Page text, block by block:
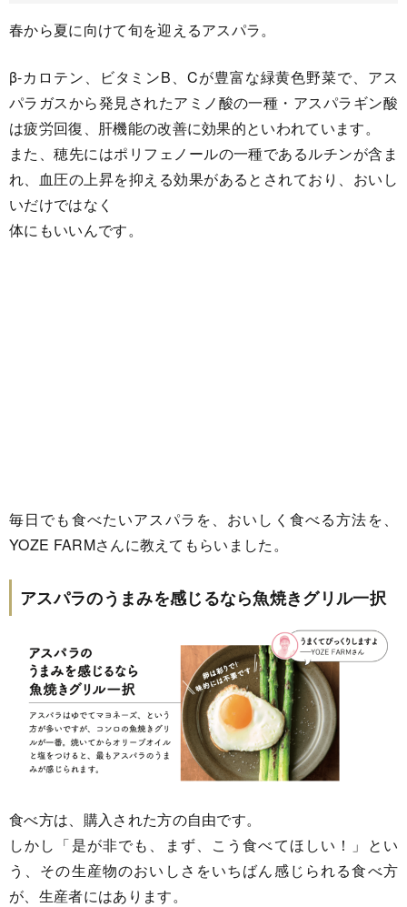
春から夏に向けて旬を迎えるアスパラ。
β-カロテン、ビタミンB、Cが豊富な緑黄色野菜で、アス
パラガスから発見されたアミノ酸の一種・アスパラギン酸
は疲労回復、肝機能の改善に効果的といわれています。
また、穂先にはポリフェノールの一種であるルチンが含ま
れ、血圧の上昇を抑える効果があるとされており、おいし
いだけではなく
体にもいいんです。
毎日でも食べたいアスパラを、おいしく食べる方法を、
YOZE FARMさんに教えてもらいました。
アスパラのうまみを感じるなら魚焼きグリル一択
食べ方は、購入された方の自由です。
しかし「是が非でも、まず、こう食べてほしい！」とい
う、その生産物のおいしさをいちばん感じられる食べ方
が、生産者にはあります。